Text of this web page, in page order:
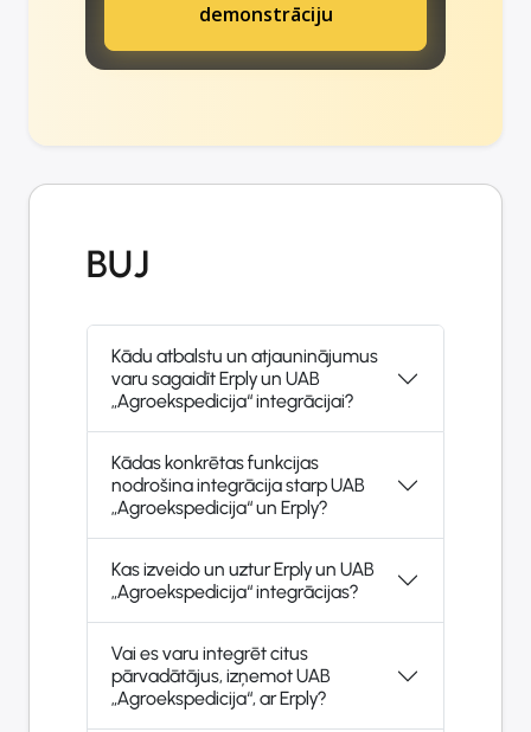
demonstrāciju
BUJ
Kādu atbalstu un atjauninājumus
varu sagaidīt Erply un UAB
„Agroekspedicija“ integrācijai?
Kādas konkrētas funkcijas
nodrošina integrācija starp UAB
„Agroekspedicija“ un Erply?
Kas izveido un uztur Erply un UAB
„Agroekspedicija“ integrācijas?
Vai es varu integrēt citus
pārvadātājus, izņemot UAB
„Agroekspedicija“, ar Erply?